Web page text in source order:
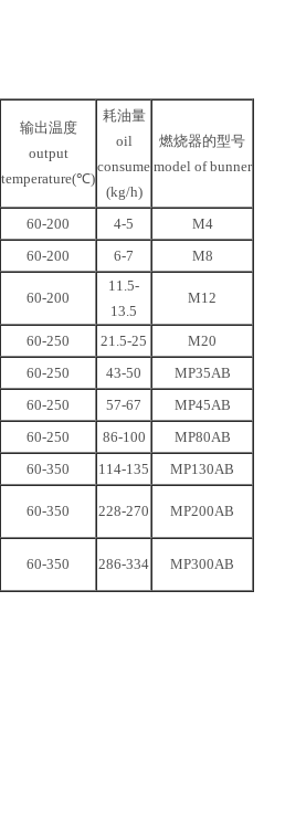
输出温度
output
temperature(℃)
耗油量
oil
consume
(kg/h)
燃烧器的型号
model of bunner
60-200 4-5
M4
60-200 6-7 M8
60-200
11.5-
13.5
M12
60-250 21.5-25
M20
60-250 43-50
MP35AB
60-250 57-67
MP45AB
60-250 86-100
MP80AB
60-350 114-135 MP130AB
60-350 228-270 MP200AB
60-350 286-334 MP300AB